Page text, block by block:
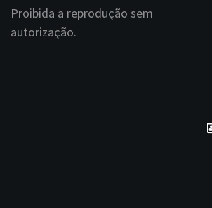
Proibida a reprodução sem
autorização.